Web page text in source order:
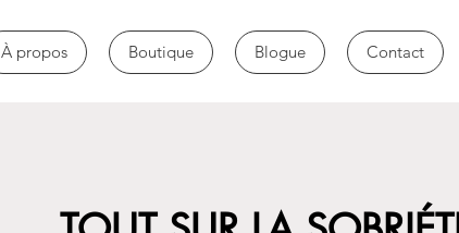
À propos Boutique Blogue Contact